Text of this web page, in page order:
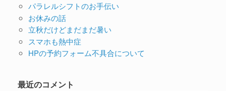
パラレルシフトのお手伝い
お休みの話
立秋だけどまだまだ暑い
スマホも熱中症
HPの予約フォーム不具合について
最近のコメント